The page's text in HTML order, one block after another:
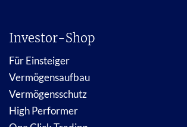
Investor-Shop
Für Einsteiger
Vermögensaufbau
Vermögensschutz
High Performer